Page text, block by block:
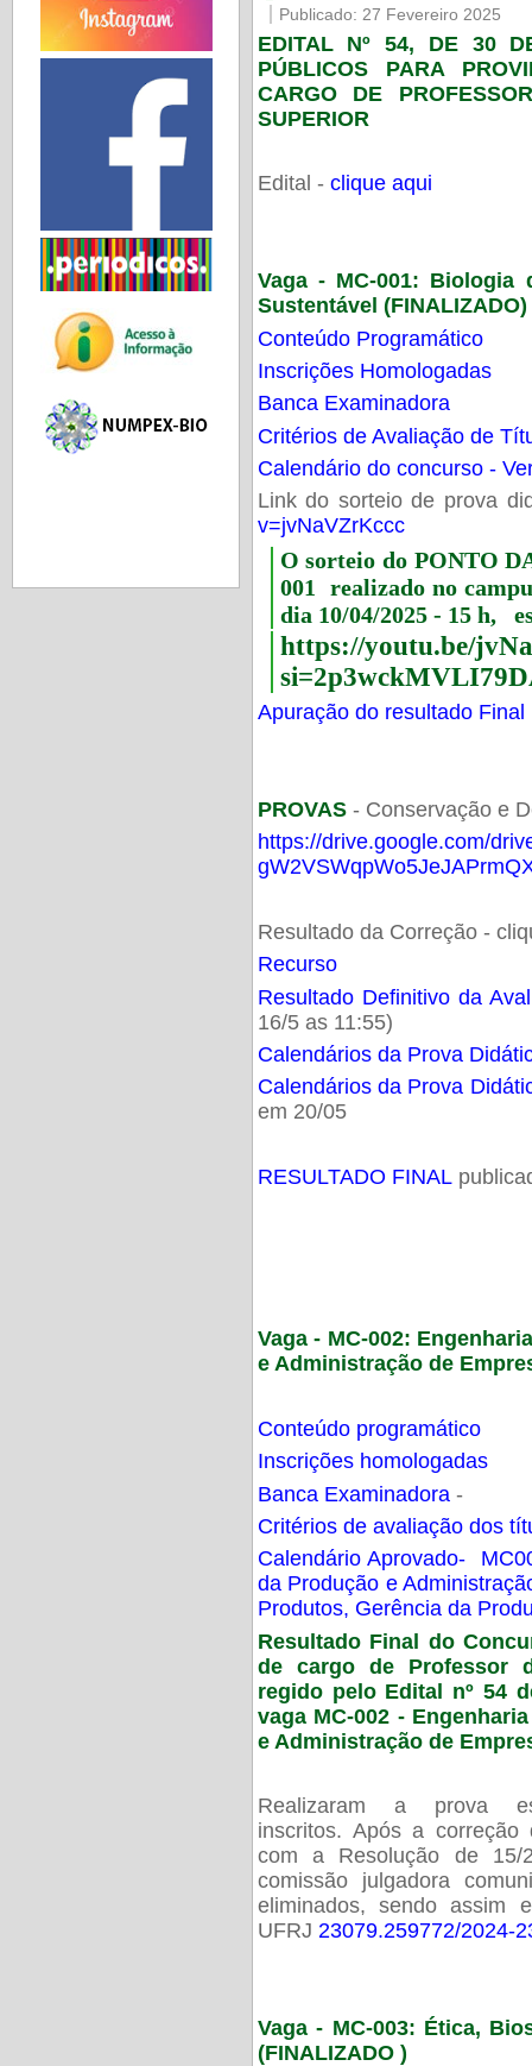
Publicado: 27 Fevereiro 2025
EDITAL Nº 54, DE 30
PÚBLICOS PARA
CARGO DE
SUPERIOR
Edital - clique aqui
Vaga - MC-001: Biologia
Sustentável (FINALIZADO)
Conteúdo Programático
Inscrições Homologadas
Banca Examinadora
Critérios de Avaliação de
Calendário do concurso -
Link do sorteio de prova
v=jvNaVZrKccc
O sorteio do PONTO
001 realizado no
dia 10/04/2025 - 15 h,
https://youtu.be/
Apuração do resultado Final
PROVAS- Conservação e
https://drive.google.com/
Resultado da Correção -
Recurso
Resultado Definitivo da
16/5 as 11:55)
Calendários da Prova
Calendários da Prova
em 20/05
RESULTADO FINAL
Vaga - MC-002:
e Administração de
Conteúdo programático
Inscrições homologadas
Banca Examinadora -
Critérios de avaliação dos
Calendário Aprovado-
da Produção e
Produtos, Gerência da
Resultado Final do
de cargo de Professor
regido pelo Edital nº 54
vaga MC-002 -
e Administração de
Realizaram a prova
inscritos. Após a
com a Resolução de 15/
comissão julgadora
eliminados, sendo assim
UFRJ 23079.259772/2024-
Vaga - MC-003: Ética,
(FINALIZADO )